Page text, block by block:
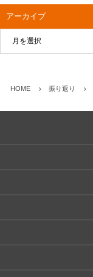
アーカイブ
HOME 振り返り